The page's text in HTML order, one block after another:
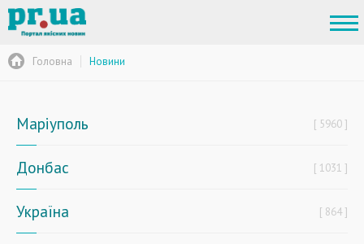
Головна Новини
Маріуполь 5960
Донбас 1031
Україна 864